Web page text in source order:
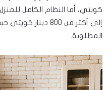
إلى أكثر من 800
المطلوبة.